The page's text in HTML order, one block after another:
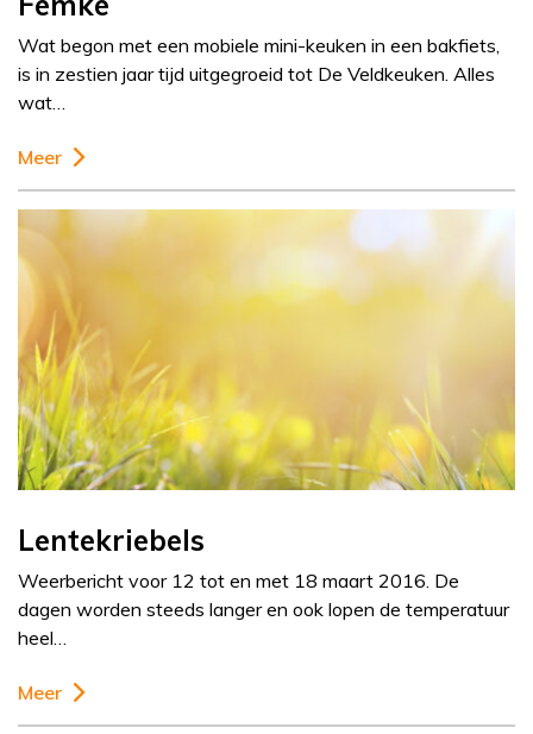
Wat begon met een mobiele mini-keuken in een bakfiets,
is in zestien jaar tijd uitgegroeid tot De Veldkeuken. Alles
wat…
Meer
Lentekriebels
Weerbericht voor 12 tot en met 18 maart 2016. De
dagen worden steeds langer en ook lopen de temperatuur
heel…
Meer